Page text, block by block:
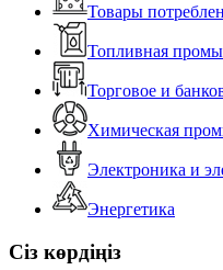
Товары
Топливная
Торговое и
Химическая
Электроника и
Энергетика
Сіз көрдіңіз